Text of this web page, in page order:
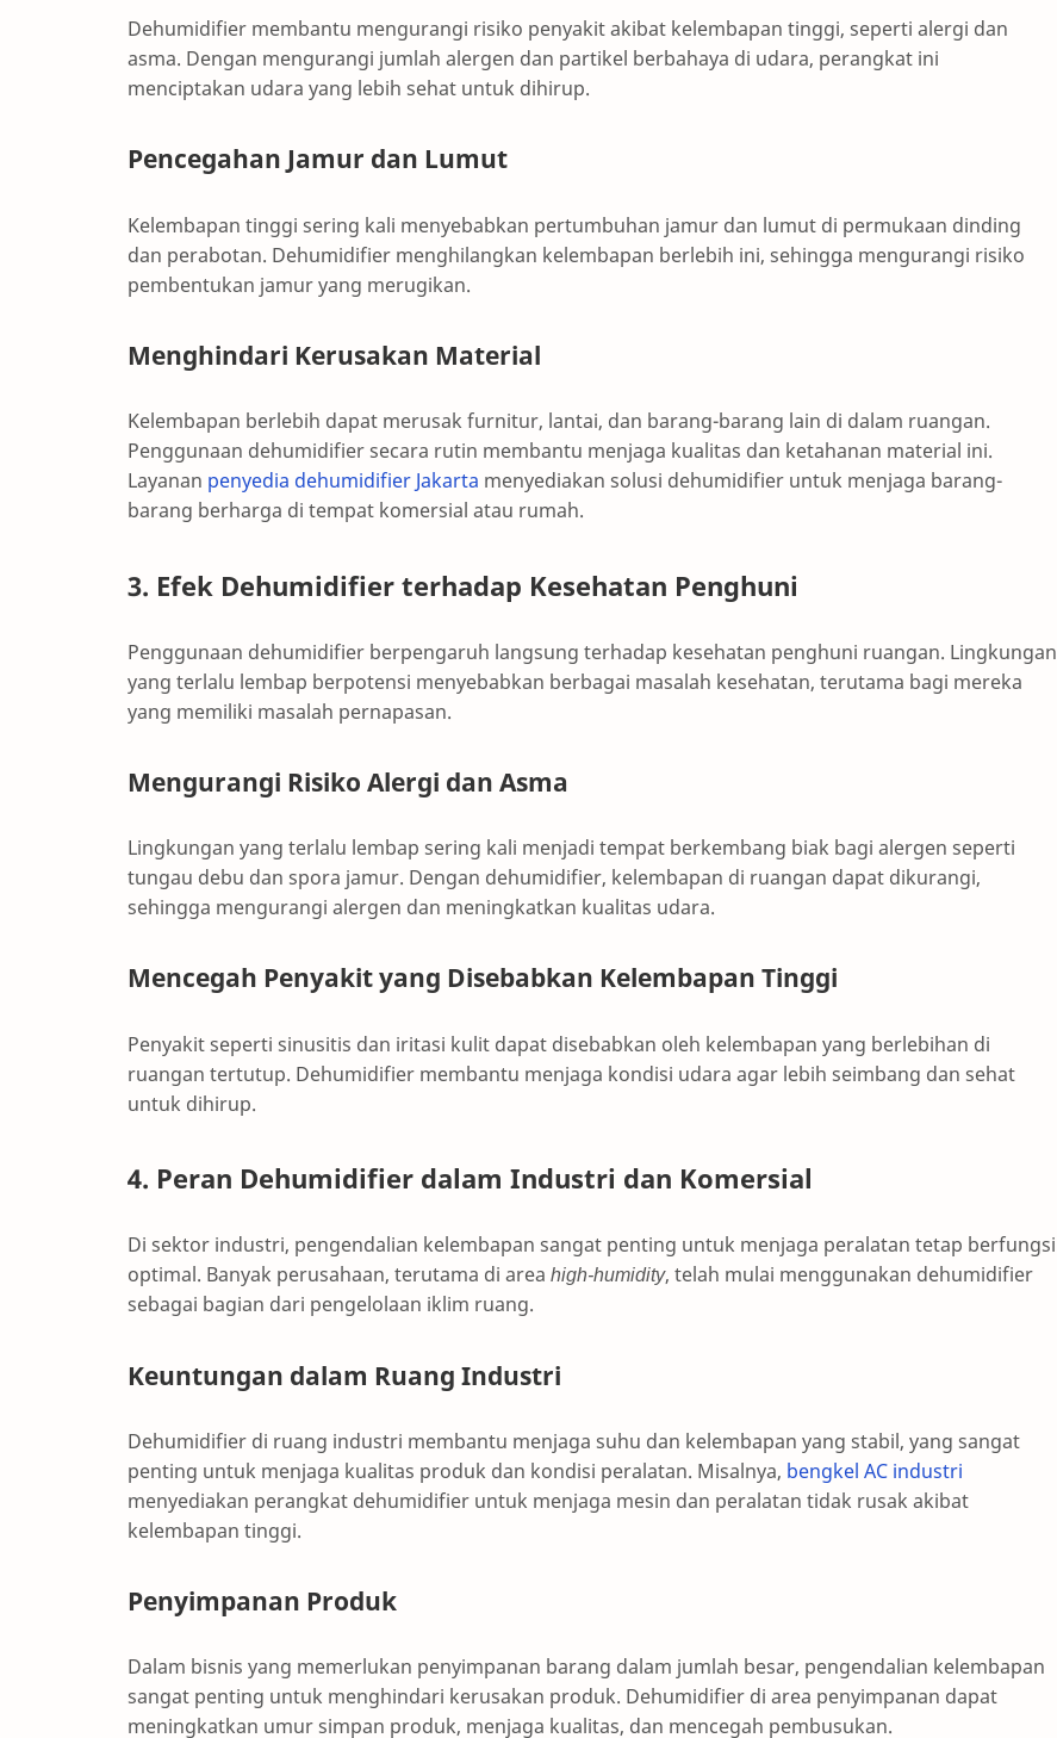
Dehumidifier membantu mengurangi risiko penyakit akibat kelembapan tinggi, seperti alergi dan
asma. Dengan mengurangi jumlah alergen dan partikel berbahaya di udara, perangkat ini
menciptakan udara yang lebih sehat untuk dihirup.
Pencegahan Jamur dan Lumut
Kelembapan tinggi sering kali menyebabkan pertumbuhan jamur dan lumut di permukaan dinding
dan perabotan. Dehumidifier menghilangkan kelembapan berlebih ini, sehingga mengurangi risiko
pembentukan jamur yang merugikan.
Menghindari Kerusakan Material
Kelembapan berlebih dapat merusak furnitur, lantai, dan barang-barang lain di dalam ruangan.
Penggunaan dehumidifier secara rutin membantu menjaga kualitas dan ketahanan material ini.
Layanan penyedia dehumidifier Jakarta menyediakan solusi dehumidifier untuk menjaga barang-
barang berharga di tempat komersial atau rumah.
3. Efek Dehumidifier terhadap Kesehatan Penghuni
Penggunaan dehumidifier berpengaruh langsung terhadap kesehatan penghuni ruangan. Lingkungan
yang terlalu lembap berpotensi menyebabkan berbagai masalah kesehatan, terutama bagi mereka
yang memiliki masalah pernapasan.
Mengurangi Risiko Alergi dan Asma
Lingkungan yang terlalu lembap sering kali menjadi tempat berkembang biak bagi alergen seperti
tungau debu dan spora jamur. Dengan dehumidifier, kelembapan di ruangan dapat dikurangi,
sehingga mengurangi alergen dan meningkatkan kualitas udara.
Mencegah Penyakit yang Disebabkan Kelembapan Tinggi
Penyakit seperti sinusitis dan iritasi kulit dapat disebabkan oleh kelembapan yang berlebihan di
ruangan tertutup. Dehumidifier membantu menjaga kondisi udara agar lebih seimbang dan sehat
untuk dihirup.
4. Peran Dehumidifier dalam Industri dan Komersial
Di sektor industri, pengendalian kelembapan sangat penting untuk menjaga peralatan tetap berfungsi
optimal. Banyak perusahaan, terutama di area high-humidity, telah mulai menggunakan dehumidifier
sebagai bagian dari pengelolaan iklim ruang.
Keuntungan dalam Ruang Industri
Dehumidifier di ruang industri membantu menjaga suhu dan kelembapan yang stabil, yang sangat
penting untuk menjaga kualitas produk dan kondisi peralatan. Misalnya, bengkel AC industri
menyediakan perangkat dehumidifier untuk menjaga mesin dan peralatan tidak rusak akibat
kelembapan tinggi.
Penyimpanan Produk
Dalam bisnis yang memerlukan penyimpanan barang dalam jumlah besar, pengendalian kelembapan
sangat penting untuk menghindari kerusakan produk. Dehumidifier di area penyimpanan dapat
meningkatkan umur simpan produk, menjaga kualitas, dan mencegah pembusukan.